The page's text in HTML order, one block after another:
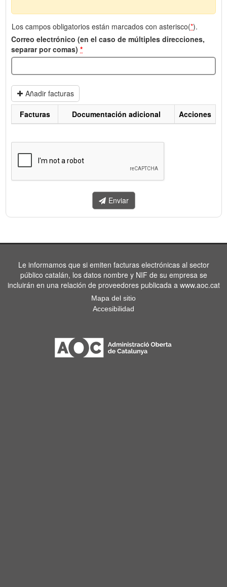
Los campos obligatorios están marcados con asterisco(*).
Correo electrónico (en el caso de múltiples direcciones,
separar por comas) *
Añadir facturas
enviar.
Facturas Documentación adicional Acciones
Enviar
Le informamos que si emiten facturas electrónicas al sector
público catalán, los datos nombre y NIF de su empresa se
incluirán en una relación de proveedores publicada a www.aoc.cat
Mapa del sitio
Accesibilidad